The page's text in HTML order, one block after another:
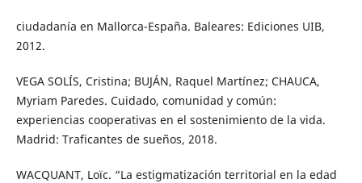
ciudadanía en Mallorca-España. Baleares: Ediciones UIB,
2012.
VEGA SOLÍS, Cristina; BUJÁN, Raquel Martínez; CHAUCA,
Myriam Paredes. Cuidado, comunidad y común:
experiencias cooperativas en el sostenimiento de la vida.
Madrid: Traficantes de sueños, 2018.
WACQUANT, Loïc. “La estigmatización territorial en la edad